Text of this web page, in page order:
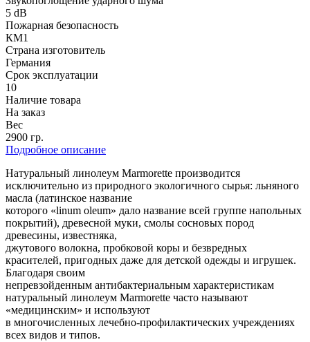
5 dB
Пожарная безопасность
КМ1
Страна изготовитель
Германия
Срок эксплуатации
10
Наличие товара
На заказ
Вес
2900 гр.
Подробное описание
Натуральный линолеум Marmorette производится
исключительно из природного экологичного сырья: льняного
масла (латинское название
которого «linum oleum» дало название всей группе напольных
покрытий), древесной муки, смолы сосновых пород
древесины, известняка,
джутового волокна, пробковой коры и безвредных
красителей, пригодных даже для детской одежды и игрушек.
Благодаря своим
непревзойденным антибактериальным характеристикам
натуральный линолеум Marmorette часто называют
«медицинским» и используют
в многочисленных лечебно-профилактических учреждениях
всех видов и типов.